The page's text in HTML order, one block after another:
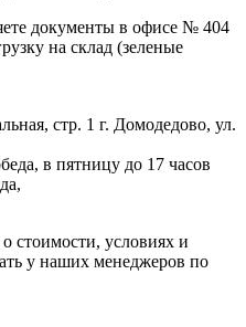
документы в офисе № 404
на склад (зеленые
г. Домодедово, ул.
стоимости, условиях и
у наших менеджеров по